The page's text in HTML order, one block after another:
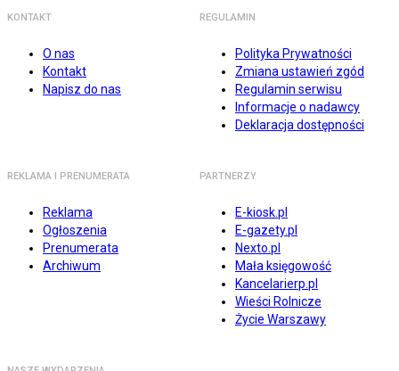
KONTAKT
O nas
Kontakt
Napisz do nas
REGULAMIN
Polityka Prywatności
Zmiana ustawień zgód
Regulamin serwisu
Informacje o nadawcy
Deklaracja dostępności
REKLAMA I PRENUMERATA
Reklama
Ogłoszenia
Prenumerata
Archiwum
PARTNERZY
E-kiosk.pl
E-gazety.pl
Nexto.pl
Mała księgowość
Kancelarierp.pl
Wieści Rolnicze
Życie Warszawy